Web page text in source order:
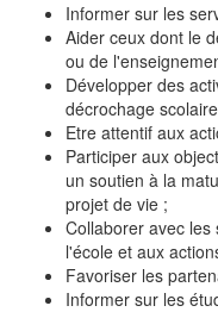
Informer sur les
Aider ceux dont le
ou de
Développer des
décrochage
Etre attentif aux
Participer aux
un soutien à la
projet de vie ;
Collaborer avec
l'école et aux
Favoriser les
Informer sur les